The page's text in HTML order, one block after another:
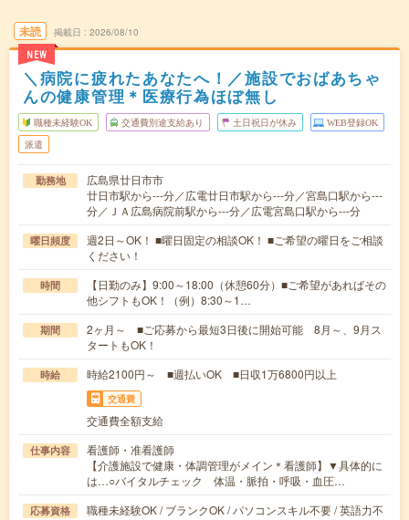
未読
NEW
掲載日 2026/08/10
＼病院に疲れたあなたへ！／施設でおばあちゃ
んの健康管理＊医療行為ほぼ無し
職種未経験OK 交通費別途支給あり 土日祝日が休み WEB登録OK
派遣
勤務地
広島県廿日市市
廿日市駅から---分／広電廿日市駅から---分／宮島口駅から---
分／ＪＡ広島病院前駅から---分／広電宮島口駅から---分
曜日頻度
週2日～OK！ ■曜日固定の相談OK！ ■ご希望の曜日をご相談
ください！
時間
【日勤のみ】9:00～18:00（休憩60分）■ご希望があればその
他シフトもOK！（例）8:30～1…
期間
2ヶ月～ ■ご応募から最短3日後に開始可能 8月～、9月ス
タートもOK！
時給 時給2100円～ ■週払いOK ■日収1万6800円以上
交通費
交通費全額支給
仕事内容
看護師・准看護師
【介護施設で健康・体調管理がメイン＊看護師】▼具体的に
は…○バイタルチェック 体温・脈拍・呼吸・血圧…
応募資格
職種未経験OK / ブランクOK / パソコンスキル不要 / 英語力不